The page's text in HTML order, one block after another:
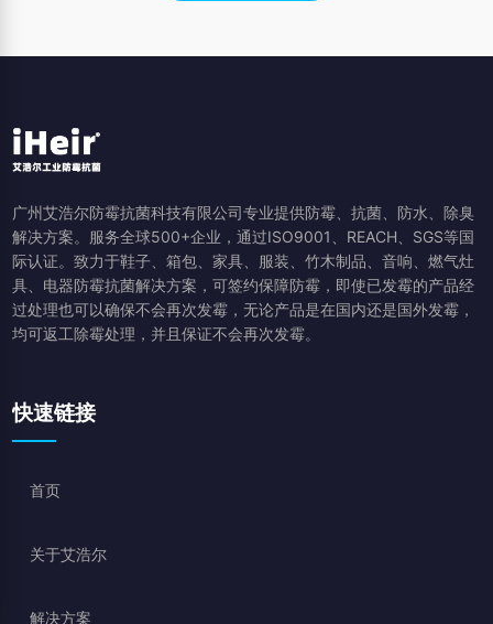
广州艾浩尔防霉抗菌科技有限公司专业提供防霉、抗菌、防水、除臭
解决方案。服务全球500+企业，通过ISO9001、REACH、SGS等国
际认证。致力于鞋子、箱包、家具、服装、竹木制品、音响、燃气灶
具、电器防霉抗菌解决方案，可签约保障防霉，即使已发霉的产品经
过处理也可以确保不会再次发霉，无论产品是在国内还是国外发霉，
均可返工除霉处理，并且保证不会再次发霉。
快速链接
首页
关于艾浩尔
解决方案